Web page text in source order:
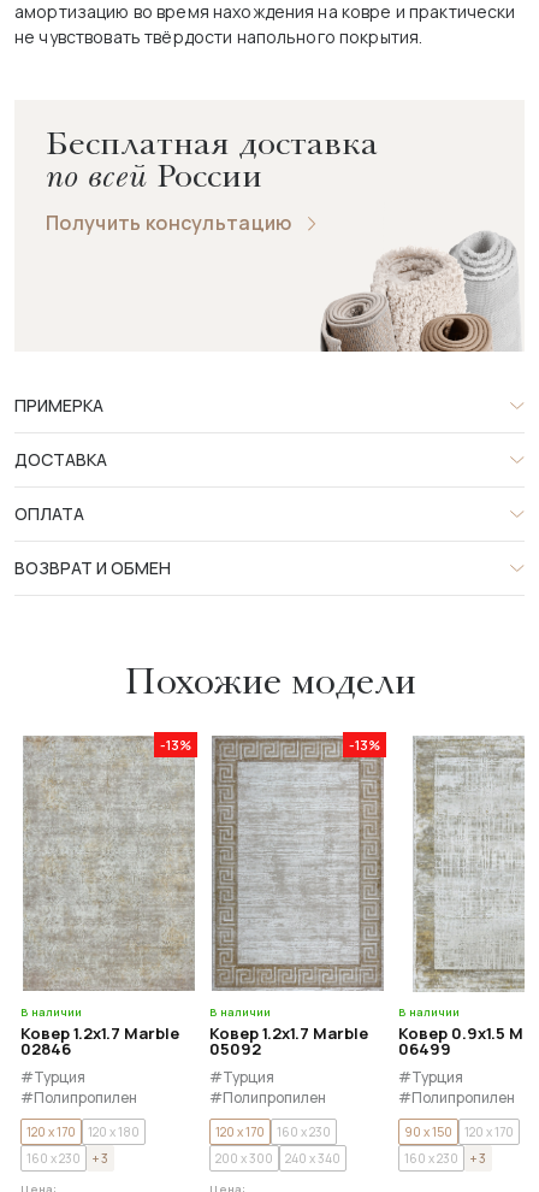
амортизацию во время нахождения на ковре и практически
не чувствовать твёрдости напольного покрытия.
Бесплатная доставка
по всей России
Получить консультацию
ПРИМЕРКА
ДОСТАВКА
ОПЛАТА
ВОЗВРАТ И ОБМЕН
Похожие модели
-13%
В наличии
Ковер 1.2x1.7 Marble
02846
#Турция
#Полипропилен
#Полиэстер
120 x 170
120 x 180
160 x 230
+ 3
Цена:
-13%
В наличии
Ковер 1.2x1.7 Marble
05092
#Турция
#Полипропилен
#Полиэстер
120 x 170
160 x 230
200 x 300
240 x 340
Цена:
В наличии
Ковер 0.9x1.5
06499
#Турция
#Полипропилен
#Полиэстер
90 x 150
120 x 170
160 x 230
+ 3